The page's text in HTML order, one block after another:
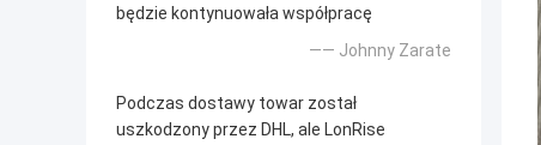
będzie kontynuowała współpracę
—— Johnny Zarate
Podczas dostawy towar został
uszkodzony przez DHL, ale LonRise